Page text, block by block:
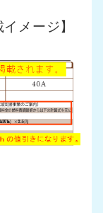
メージ】